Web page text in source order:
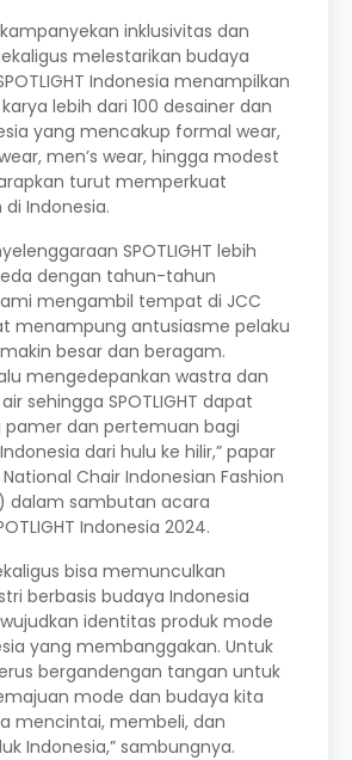
inklusivitas dan
melestarikan budaya
Indonesia menampilkan
lebih dari 100 desainer dan
yang mencakup formal wear,
men’s wear, hingga modest
turut memperkuat
Indonesia.
SPOTLIGHT lebih
dengan tahun-tahun
mengambil tempat di JCC
menampung antusiasme pelaku
besar dan beragam.
mengedepankan wastra dan
sehingga SPOTLIGHT dapat
pamer dan pertemuan bagi
dari hulu ke hilir,” papar
Chair Indonesian Fashion
dalam sambutan acara
Indonesia 2024.
bisa memunculkan
berbasis budaya Indonesia
identitas produk mode
yang membanggakan. Untuk
bergandengan tangan untuk
mode dan budaya kita
mencintai, membeli, dan
Indonesia,” sambungnya.